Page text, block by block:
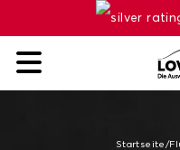
Startseite /